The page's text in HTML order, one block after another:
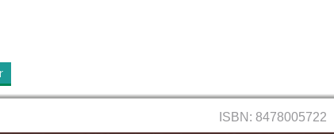
ISBN: 8478005722